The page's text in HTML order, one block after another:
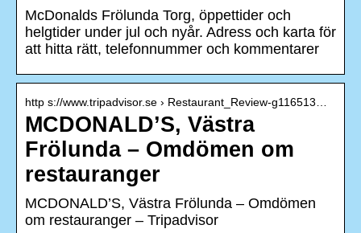
McDonalds Frölunda Torg, öppettider och
helgtider under jul och nyår. Adress och karta för
att hitta rätt, telefonnummer och kommentarer
http s://www.tripadvisor.se › Restaurant_Review-g116513…
MCDONALD’S, Västra
Frölunda – Omdömen om
restauranger
MCDONALD’S, Västra Frölunda – Omdömen
om restauranger – Tripadvisor